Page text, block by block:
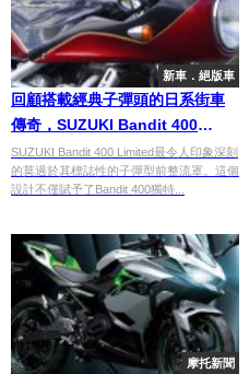
新車．絕版車
回顧搭載經典子彈頭的日系街車
傳奇，SUZUKI Bandit 400
Limited
SUZUKI Bandit 400 Limited最令人印象深刻
的莫過於其標誌性的子彈型前整流罩。這個
設計不僅賦予了Bandit 400獨特...
摩托新聞